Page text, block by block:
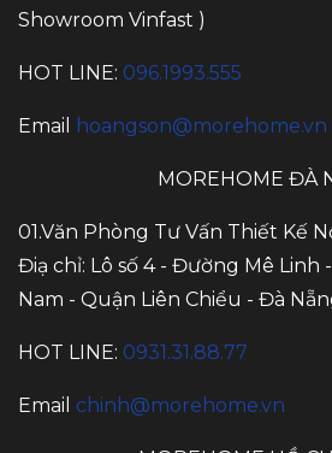
Showroom Vinfast )
HOT LINE: 096.1993.555
Email hoangson@morehome.vn
MOREHOME ĐÀ
01.Văn Phòng Tư Vấn Thiết Kế
Điạ chỉ: Lô số 4 - Đường Mê Linh
Nam - Quận Liên Chiểu - Đà
HOT LINE: 0931.31.88.77
Email chinh@morehome.vn